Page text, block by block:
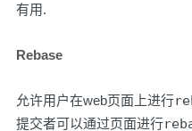
有用.
Rebase
允许用户在web页面上进行
提交者可以通过页面进行